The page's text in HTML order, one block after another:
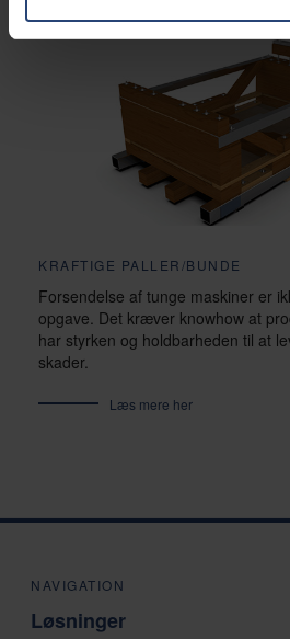
KRAFTIGE PALLER/BUNDE
Forsendelse af tunge maskiner er
opgave. Det kræver knowhow at
har styrken og holdbarheden til at
skader.
Læs mere her
NAVIGATION
Løsninger